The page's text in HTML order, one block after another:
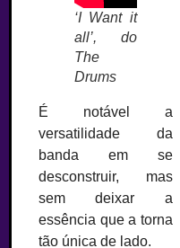
‘I Want it
all’, do
The
Drums
É notável a
versatilidade da
banda em se
desconstruir, mas
sem deixar a
essência que a torna
tão única de lado.